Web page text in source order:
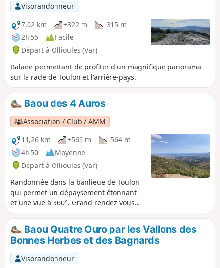
Visorandonneur
7,02 km
+322 m
-315 m
2h 55
Facile
Départ à Ollioules (Var)
Balade permettant de profiter d'un magnifique panorama
sur la rade de Toulon et l'arrière-pays.
Baou des 4 Auros
Association / Club / AMM
11,26 km
+569 m
-564 m
4h 50
Moyenne
Départ à Ollioules (Var)
Randonnée dans la banlieue de Toulon
qui permet un dépaysement étonnant
et une vue à 360°. Grand rendez vous
des espions qui surveillent la rade de
Toulon.Baou Quatre Ouro par les Vallons des
Bonnes Herbes et des Bagnards
Visorandonneur